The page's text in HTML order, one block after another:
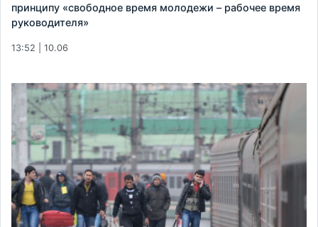
принципу «свободное время молодежи – рабочее время
руководителя»
13:52 | 10.06